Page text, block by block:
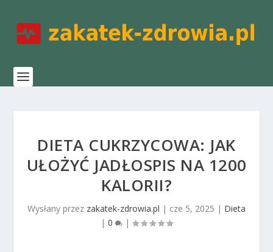
DIETA CUKRZYCOWA: JAK
UŁOŻYĆ JADŁOSPIS NA 1200
KALORII?
Wysłany przez zakatek-zdrowia.pl | cze 5, 2025 | Dieta
| 0 |